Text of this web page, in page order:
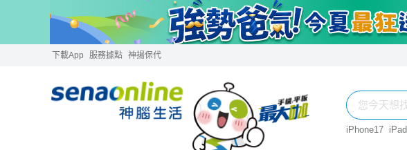
下載App 服務據點 神揚保代
iPhone17 iPad